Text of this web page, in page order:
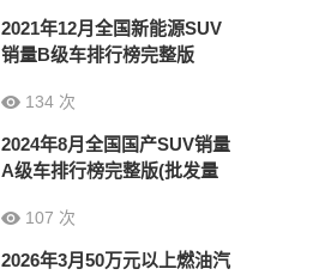
2021年12月全国新能源SUV
销量B级车排行榜完整版
134 次
2024年8月全国国产SUV销量
A级车排行榜完整版(批发量
107 次
2026年3月50万元以上燃油汽